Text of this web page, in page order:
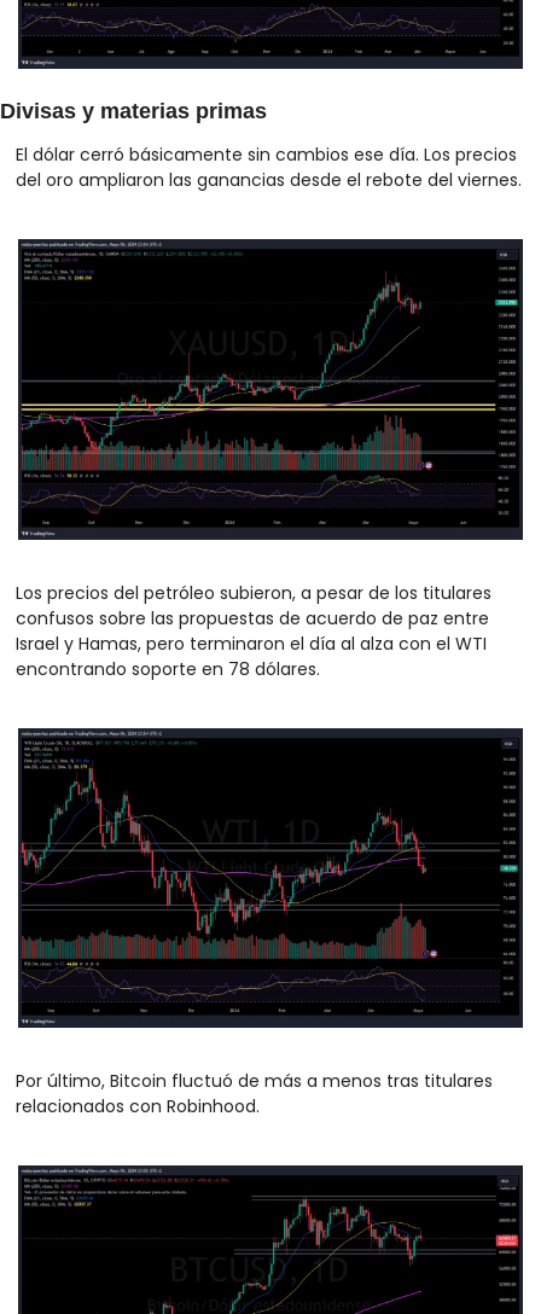
Divisas y materias primas
El dólar cerró básicamente sin cambios ese día. Los precios
Los precios del petróleo subieron, a pesar de los titulares
confusos sobre las propuestas de acuerdo de paz entre
Israel y Hamas, pero terminaron el día al alza con el WTI
encontrando soporte en 78 dólares.
Por último, Bitcoin fluctuó de más a menos tras titulares
relacionados con Robinhood.